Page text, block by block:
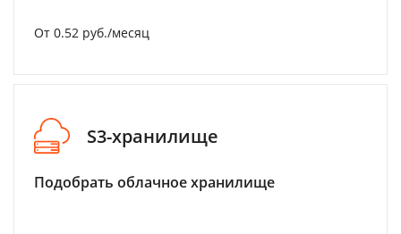
От 0.52 руб./месяц
S3-хранилище
Подобрать облачное хранилище